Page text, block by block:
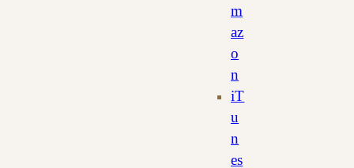
m
az
o
n
iT
u
n
es